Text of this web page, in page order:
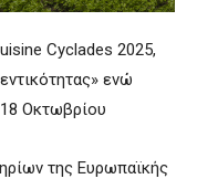
Cyclades 2025,
ενώ
Οκτωβρίου
της Ευρωπαϊκής